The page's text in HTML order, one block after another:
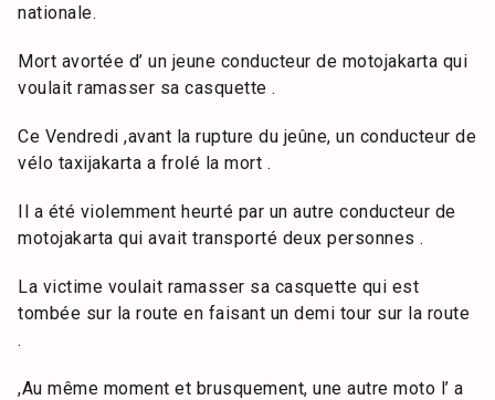
nationale.
Mort avortée d’ un jeune conducteur de motojakarta qui
voulait ramasser sa casquette .
Ce Vendredi ,avant la rupture du jeûne, un conducteur de
vélo taxijakarta a frolé la mort .
Il a été violemment heurté par un autre conducteur de
motojakarta qui avait transporté deux personnes .
La victime voulait ramasser sa casquette qui est
tombée sur la route en faisant un demi tour sur la route
.
,Au même moment et brusquement, une autre moto l’ a